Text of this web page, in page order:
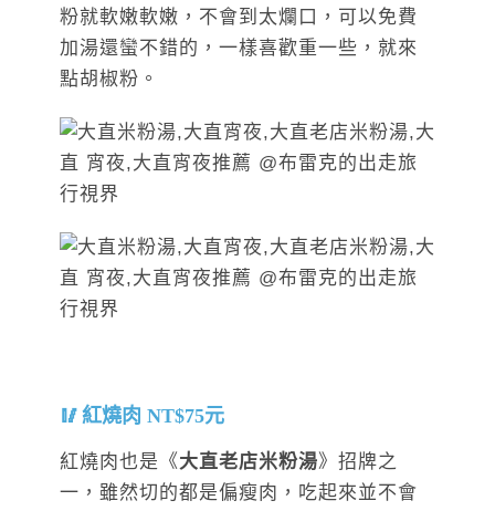
粉就軟嫩軟嫩，不會到太爛口，可以免費
加湯還蠻不錯的，一樣喜歡重一些，就來
點胡椒粉。
紅燒肉 NT$75元
紅燒肉也是《大直老店米粉湯》招牌之
一，雖然切的都是偏瘦肉，吃起來並不會